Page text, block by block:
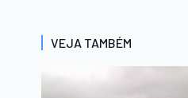
VEJA TAMBÉM